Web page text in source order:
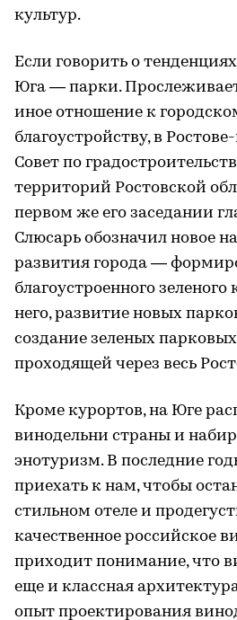
культур.
Если говорить о
Юга — парки.
иное отношение к
благоустройству, в
Совет по
территорий Ростовской
первом же его заседании
Слюсарь обозначил новое
развития города —
благоустроенного зеленого
него, развитие новых
создание зеленых
проходящей через весь
Кроме курортов, на Юге
винодельни страны и
энотуризм. В последние
приехать к нам, чтобы
стильном отеле и
качественное российское
приходит понимание, что
еще и классная
опыт проектирования